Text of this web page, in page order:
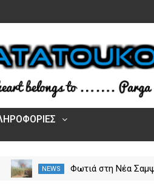
NEWS
Φωτιά στη Νέα